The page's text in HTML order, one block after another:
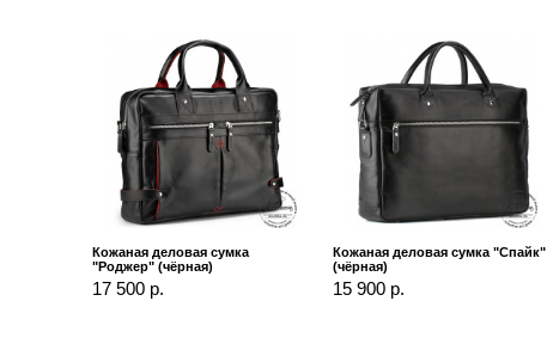
Кожаная деловая сумка
"Роджер" (чёрная)
17 500 р.
Кожаная деловая сумка "Спайк"
(чёрная)
15 900 р.